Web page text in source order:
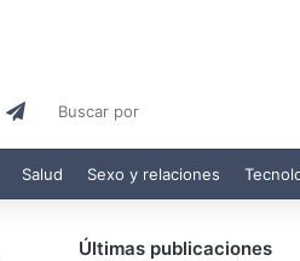
Telegram
Salud Sexo y relaciones
Últimas publicaciones